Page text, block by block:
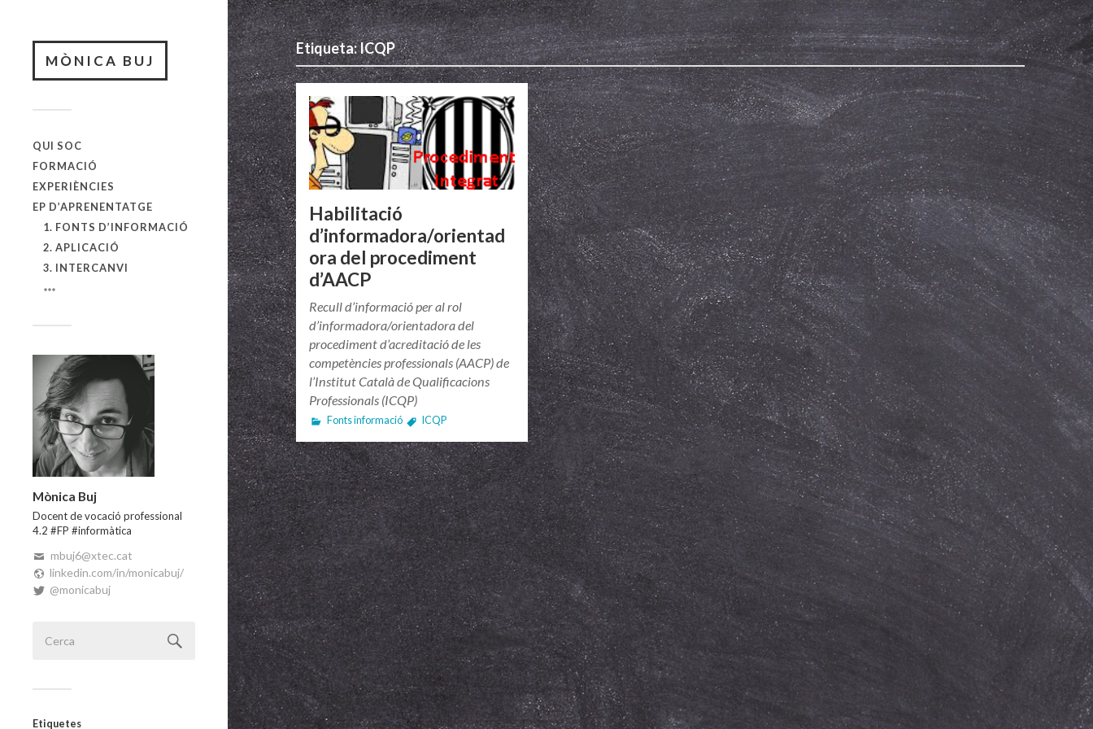
MÒNICA BUJ
QUI SOC
FORMACIÓ
EXPERIÈNCIES
EP D’APRENENTATGE
1. FONTS D’INFORMACIÓ
2. APLICACIÓ
3. INTERCANVI
Mònica Buj
Docent de vocació professional
4.2 #FP #informàtica
mbuj6@xtec.cat
linkedin.com/in/monicabuj/
@monicabuj
Etiquetes
Etiqueta: ICQP
Habilitació
d’informadora/orientad
ora del procediment
d’AACP
Recull d’informació per al rol
d’informadora/orientadora del
procediment d’acreditació de les
competències professionals (AACP) de
l’Institut Català de Qualificacions
Professionals (ICQP)
Fonts informació ICQP